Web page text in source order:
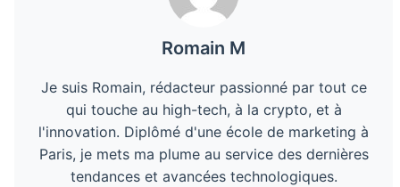
Romain M
Je suis Romain, rédacteur passionné par tout ce
qui touche au high-tech, à la crypto, et à
l'innovation. Diplômé d'une école de marketing à
Paris, je mets ma plume au service des dernières
tendances et avancées technologiques.